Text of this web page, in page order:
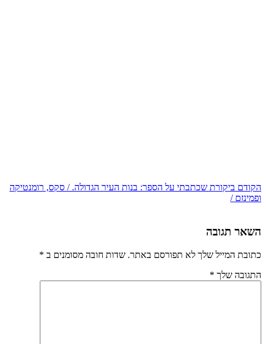
הקודם ביקורת שכתבתי על הספר: בנות העיר הגדולה. / סקס, רומנטיקה
ופמינזם /
השאר תגובה
כתובת המייל שלך לא תפורסם באתר. שדות חובה מסומנים ב *
התגובה שלך *